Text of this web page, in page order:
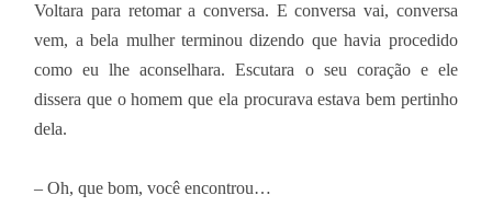
Voltara para retomar a conversa. E conversa vai, conversa
vem, a bela mulher terminou dizendo que havia procedido
como eu lhe aconselhara. Escutara o seu coração e ele
dissera que o homem que ela procurava estava bem pertinho
dela.
– Oh, que bom, você encontrou…